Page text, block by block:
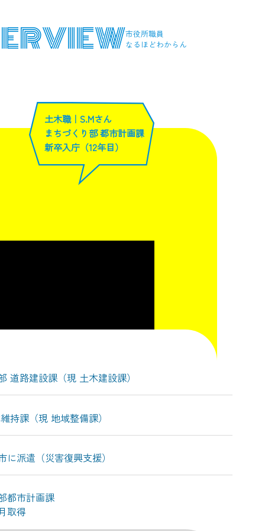
市役所職員
なるほどわからん
土木職｜S.Mさん
まちづくり部 都市計画課
新卒入庁（12年目）
道路建設課（現 土木建設課）
持課（現 地域整備課）
に派遣（災害復興支援）
都市計画課
取得